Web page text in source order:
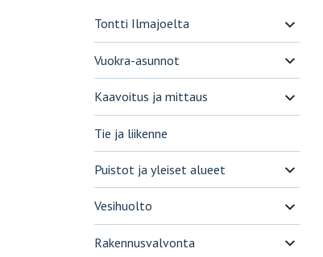
Tontti Ilmajoelta
Vuokra-asunnot
Kaavoitus ja mittaus
Tie ja liikenne
Puistot ja yleiset alueet
Vesihuolto
Rakennusvalvonta